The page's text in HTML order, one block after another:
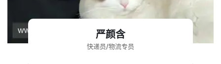
严颜含
快递员/物流专员